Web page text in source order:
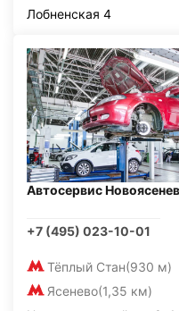
Лобненская 4
Автосервис
+7 (495) 023-10-01
Тёплый Стан(930 м)
Ясенево(1,35 км)